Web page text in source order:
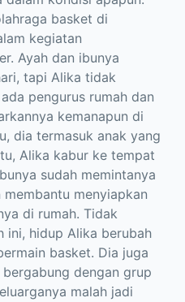
basket di
kegiatan
Ayah dan ibunya
tapi Alika tidak
pengurus rumah dan
kemanapun di
dia termasuk anak yang
Alika kabur ke tempat
sudah memintanya
menyiapkan
di rumah. Tidak
ini, hidup Alika berubah
basket. Dia juga
dengan grup
malah jadi